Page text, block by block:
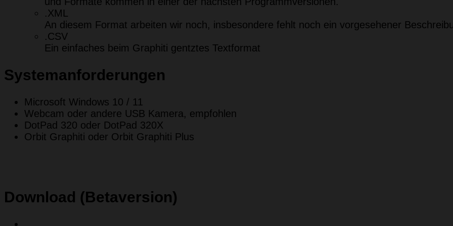
.XML
An diesem Format arbeiten wir noch, insbesondere fehlt noch ein vorgesehener
.CSV
Ein einfaches beim Graphiti gentztes Textformat
Systemanforderungen
Microsoft Windows 10 / 11
Webcam oder andere USB Kamera, empfohlen
DotPad 320 oder DotPad 320X
Orbit Graphiti oder Orbit Graphiti Plus
Download (Betaversion)